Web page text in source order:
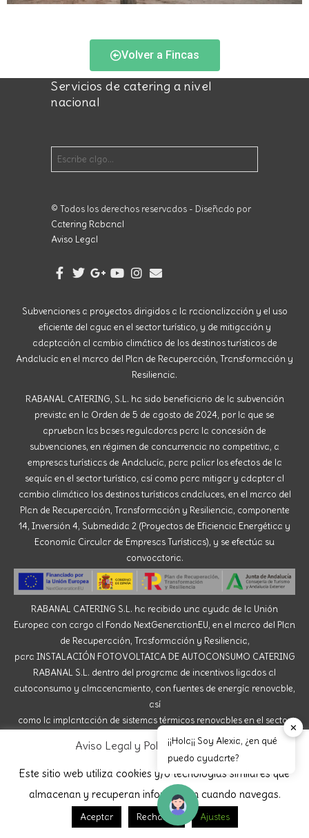
Volver a Fincas
Servicios de catering a nivel
nacional
© Todos los derechos reservados - Diseñado por
Catering Rabanal
Aviso Legal
Subvenciones a proyectos dirigidos a la racionalización y el uso
eficiente del agua en el sector turístico, y de mitigación y
adaptación al cambio climático de los destinos turísticos de
Andalucía en el marco del Plan de Recuperación, Transformación y
Resiliencia.
RABANAL CATERING, S.L. ha sido beneficiario de la subvención
prevista en la Orden de 5 de agosto de 2024, por la que se
aprueban las bases reguladoras para la concesión de
subvenciones, en régimen de concurrencia no competitiva, a
empresas turísticas de Andalucía, para paliar los efectos de la
sequía en el sector turístico, así como para mitigar y adaptar al
cambio climático los destinos turísticos andaluces, en el marco del
Plan de Recuperación, Transformación y Resiliencia, componente
14, Inversión 4, Submedida 2 (Proyectos de Eficiencia Energética y
Economía Circular de Empresas Turísticas), y se efectúa su
convocatoria.
RABANAL CATERING S.L. ha recibido una ayuda de la Unión
Europea con cargo al Fondo NextGenerationEU, en el marco del Plan
de Recuperación, Trasformación y Resiliencia,
para INSTALACIÓN FOTOVOLTAICA DE AUTOCONSUMO CATERING
RABANAL S.L. dentro del programa de incentivos ligados al
autoconsumo y almacenamiento, con fuentes de energía renovable,
así
como la implantación de sistemas térmicos renovables en el sector
residencial del Ministerio para la Transición Ecológica y el Reto
Demográfico, gestionado por la Junta de Andalucía,
a través de la Agencia Andaluza de la Energía.
Aviso Legal y Política de Cookies
Este sitio web utiliza cookies y/o tecnologías similares que
almacenan y recuperan información cuando navegas.
Aceptar Rechazar Ajustes
✕
¡¡Hola¡¡ Soy Alexia, ¿en qué
puedo ayudarte?